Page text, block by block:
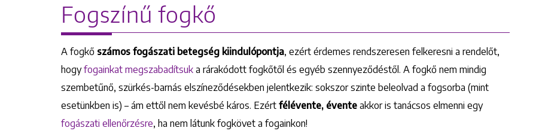
Fogszínű fogkő
A fogkő számos fogászati betegség kiindulópontja, ezért érdemes rendszeresen felkeresni a rendelőt,
hogyfogainkat megszabadítsuk a rárakódott fogkőtől és egyéb szennyeződéstől. A fogkő nem mindig
szembetűnő, szürkés-barnás elszíneződésekben jelentkezik: sokszor szinte beleolvad a fogsorba (mint
esetünkben is) – ám ettől nem kevésbé káros. Ezért félévente, évente akkor is tanácsos elmenni egy
fogászati ellenőrzésre, ha nem látunk fogkövet a fogainkon!